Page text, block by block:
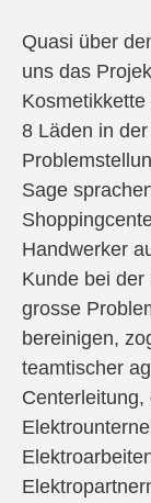
Quasi über
uns das
8 Läden in
Sage
Handwerker
Kunde bei
grosse
bereinigen,
teamtischer